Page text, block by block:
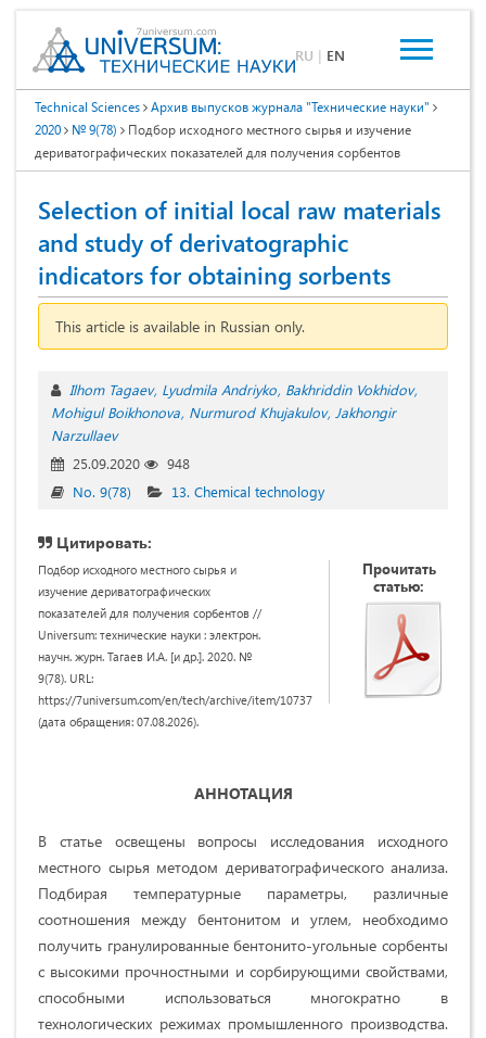
RU | EN
Technical Sciences
Архив выпусков журнала "Технические науки"
2020
№ 9(78)
Подбор исходного местного сырья и изучение
дериватографических показателей для получения сорбентов
Selection of initial local raw materials
and study of derivatographic
indicators for obtaining sorbents
This article is available in Russian only.
Ilhom Tagaev Lyudmila Andriyko Bakhriddin Vokhidov
Mohigul Boikhonova Nurmurod Khujakulov Jakhongir
Narzullaev
25.09.2020
948
No. 9(78)
13. Chemical technology
Цитировать:
Подбор исходного местного сырья и
изучение дериватографических
показателей для получения сорбентов //
Universum: технические науки : электрон.
научн. журн. Тагаев И.А. [и др.]. 2020. №
9(78). URL:
https://7universum.com/en/tech/archive/item/10737
(дата обращения: 07.08.2026).
Прочитать
статью:
АННОТАЦИЯ
В статье освещены вопросы исследования исходного
местного сырья методом дериватографического анализа.
Подбирая температурные параметры, различные
соотношения между бентонитом и углем, необходимо
получить гранулированные бентонито-угольные сорбенты
с высокими прочностными и сорбирующими свойствами,
способными использоваться многократно в
технологических режимах промышленного производства.